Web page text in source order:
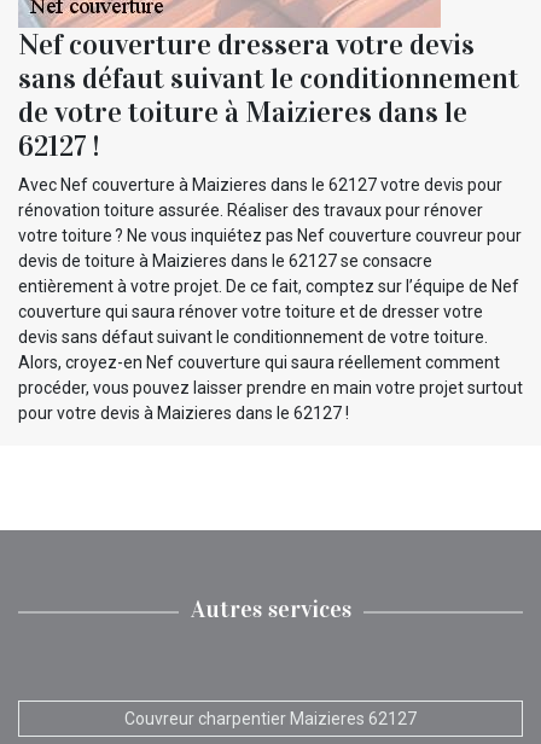
Nef couverture dressera votre devis
sans défaut suivant le conditionnement
de votre toiture à Maizieres dans le
62127 !
Avec Nef couverture à Maizieres dans le 62127 votre devis pour
rénovation toiture assurée. Réaliser des travaux pour rénover
votre toiture ? Ne vous inquiétez pas Nef couverture couvreur pour
devis de toiture à Maizieres dans le 62127 se consacre
entièrement à votre projet. De ce fait, comptez sur l’équipe de Nef
couverture qui saura rénover votre toiture et de dresser votre
devis sans défaut suivant le conditionnement de votre toiture.
Alors, croyez-en Nef couverture qui saura réellement comment
procéder, vous pouvez laisser prendre en main votre projet surtout
pour votre devis à Maizieres dans le 62127 !
Autres services
Couvreur charpentier Maizieres 62127